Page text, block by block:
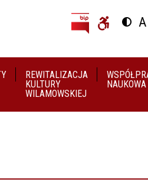
A
REWITALIZACJA
KULTURY
WILAMOWSKIEJ
NAUKOWA